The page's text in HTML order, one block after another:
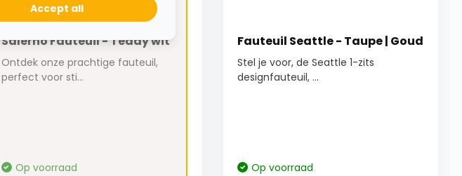
Salerno Fauteuil - Teddy wit
Ontdek onze prachtige fauteuil,
perfect voor sti...
Op voorraad
Fauteuil Seattle - Taupe | Goud
Stel je voor, de Seattle 1-zits
designfauteuil, ...
Op voorraad
Accept all